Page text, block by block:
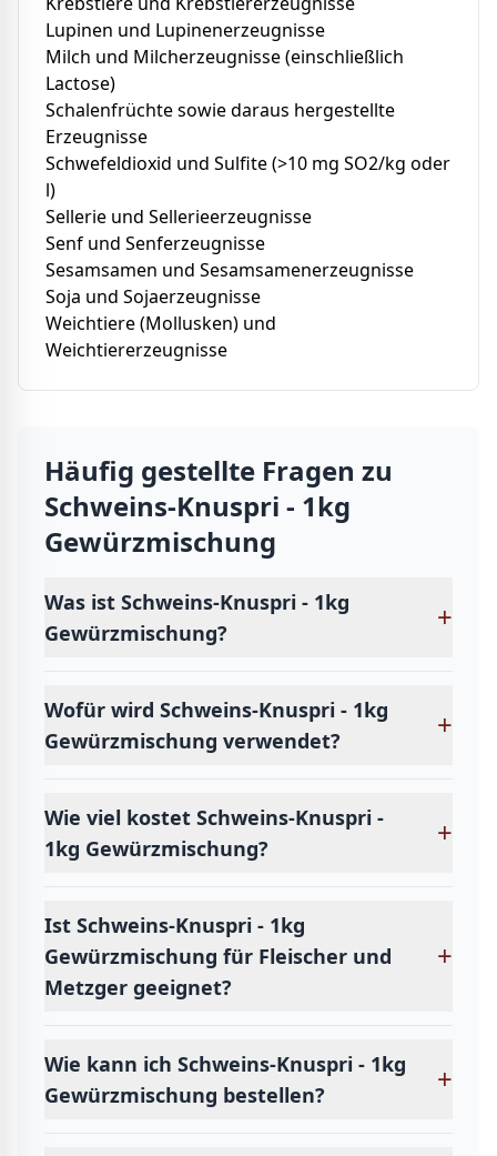
Lupinen und Lupinenerzeugnisse
Milch und Milcherzeugnisse (einschließlich
Lactose)
Schalenfrüchte sowie daraus hergestellte
Erzeugnisse
Schwefeldioxid und Sulfite (>10 mg SO2/kg oder
l)
Sellerie und Sellerieerzeugnisse
Senf und Senferzeugnisse
Sesamsamen und Sesamsamenerzeugnisse
Soja und Sojaerzeugnisse
Weichtiere (Mollusken) und
Weichtiererzeugnisse
Häufig gestellte Fragen zu
Schweins-Knuspri - 1kg
Gewürzmischung
Was ist Schweins-Knuspri - 1kg
Gewürzmischung?
+
Wofür wird Schweins-Knuspri - 1kg
Gewürzmischung verwendet?
+
Wie viel kostet Schweins-Knuspri -
1kg Gewürzmischung?
+
Ist Schweins-Knuspri - 1kg
Gewürzmischung für Fleischer und
Metzger geeignet?
+
Wie kann ich Schweins-Knuspri - 1kg
Gewürzmischung bestellen?
+